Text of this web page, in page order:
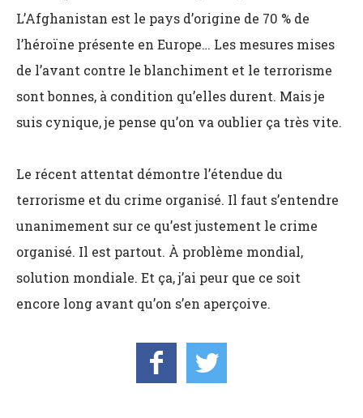
L’Afghanistan est le pays d’origine de 70 % de
l’héroïne présente en Europe… Les mesures mises
de l’avant contre le blanchiment et le terrorisme
sont bonnes, à condition qu’elles durent. Mais je
suis cynique, je pense qu’on va oublier ça très vite.
Le récent attentat démontre l’étendue du
terrorisme et du crime organisé. Il faut s’entendre
unanimement sur ce qu’est justement le crime
organisé. Il est partout. À problème mondial,
solution mondiale. Et ça, j’ai peur que ce soit
encore long avant qu’on s’en aperçoive.